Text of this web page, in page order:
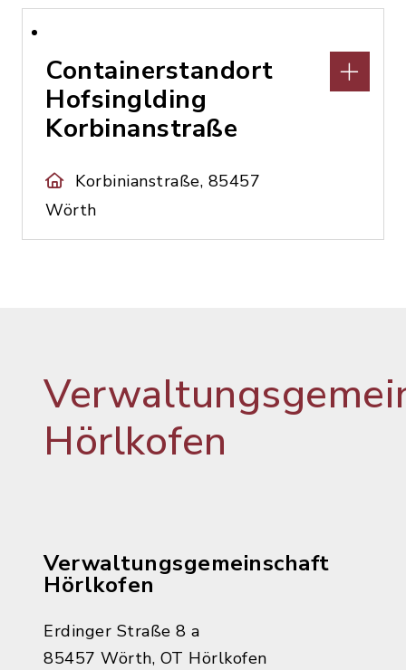
Containerstandort
Hofsinglding
Korbinanstraße
Korbinianstraße, 85457
Wörth
Hörlkofen
Verwaltungsgemeinschaft
Hörlkofen
Erdinger Straße 8 a
85457 Wörth, OT Hörlkofen